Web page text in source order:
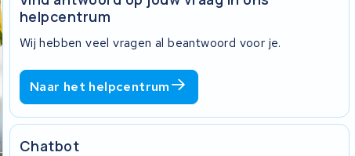
helpcentrum
Wij hebben veel vragen al beantwoord voor je.
Naar het helpcentrum
Chatbot